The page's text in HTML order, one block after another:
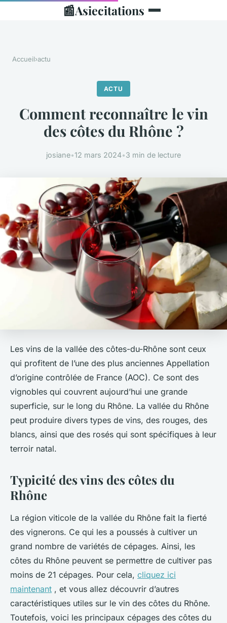
📰Asiecitations
Accueil›actu
ACTU
Comment reconnaître le vin
des côtes du Rhône ?
josiane•12 mars 2024•3 min de lecture
Les vins de la vallée des côtes-du-Rhône sont ceux
qui profitent de l’une des plus anciennes Appellation
d’origine contrôlée de France (AOC). Ce sont des
vignobles qui couvrent aujourd’hui une grande
superficie, sur le long du Rhône. La vallée du Rhône
peut produire divers types de vins, des rouges, des
blancs, ainsi que des rosés qui sont spécifiques à leur
terroir natal.
Typicité des vins des côtes du
Rhône
La région viticole de la vallée du Rhône fait la fierté
des vignerons. Ce qui les a poussés à cultiver un
grand nombre de variétés de cépages. Ainsi, les
côtes du Rhône peuvent se permettre de cultiver pas
moins de 21 cépages. Pour cela, cliquez ici
maintenant , et vous allez découvrir d’autres
caractéristiques utiles sur le vin des côtes du Rhône.
Toutefois, voici les principaux cépages des côtes du